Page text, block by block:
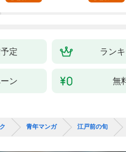
定 ラン
ン 無
青年マンガ 江戸前の旬